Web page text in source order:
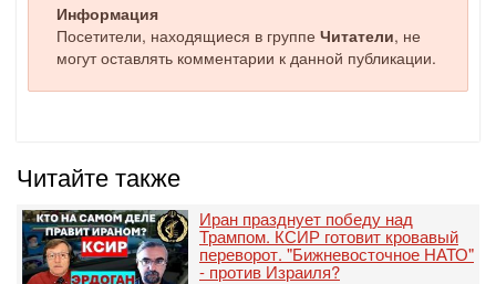
Информация
Посетители, находящиеся в группе Читатели, не
могут оставлять комментарии к данной публикации.
Читайте также
Иран празднует победу над
Трампом. КСИР готовит кровавый
переворот. "Бижневосточное НАТО"
- против Израиля?